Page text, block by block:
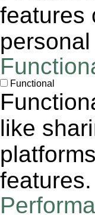
features
Functional
like
features.